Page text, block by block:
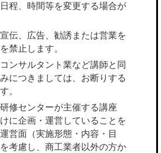
程、時間等を変更する場合が
伝、広告、勧誘または営業を
禁止します。
ンサルタント業など講師と同
につきましては、お断りする
。
修センターが主催する講座
に企画・運営していることを
営面（実施形態・内容・目
考慮し、商工業者以外の方か